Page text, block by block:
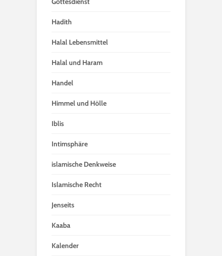
Hadith
Halal Lebensmittel
Halal und Haram
Handel
Himmel und Hölle
Iblis
Intimsphäre
islamische Denkweise
Islamische Recht
Jenseits
Kaaba
Kalender